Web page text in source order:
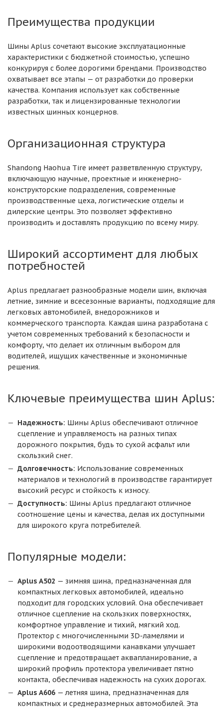
Преимущества продукции
Шины Aplus сочетают высокие эксплуатационные
характеристики с бюджетной стоимостью, успешно
конкурируя с более дорогими брендами. Производство
охватывает все этапы — от разработки до проверки
качества. Компания использует как собственные
разработки, так и лицензированные технологии
известных шинных концернов.
Организационная структура
Shandong Haohua Tire имеет разветвленную структуру,
включающую научные, проектные и инженерно-
конструкторские подразделения, современные
производственные цеха, логистические отделы и
дилерские центры. Это позволяет эффективно
производить и доставлять продукцию по всему миру.
Широкий ассортимент для любых
потребностей
Aplus предлагает разнообразные модели шин, включая
летние, зимние и всесезонные варианты, подходящие для
легковых автомобилей, внедорожников и
коммерческого транспорта. Каждая шина разработана с
учетом современных требований к безопасности и
комфорту, что делает их отличным выбором для
водителей, ищущих качественные и экономичные
решения.
Ключевые преимущества шин Aplus:
Надежность: Шины Aplus обеспечивают отличное
сцепление и управляемость на разных типах
дорожного покрытия, будь то сухой асфальт или
скользкий снег.
Долговечность: Использование современных
материалов и технологий в производстве гарантирует
высокий ресурс и стойкость к износу.
Доступность: Шины Aplus предлагают отличное
соотношение цены и качества, делая их доступными
для широкого круга потребителей.
Популярные модели:
Aplus A502 — зимняя шина, предназначенная для
компактных легковых автомобилей, идеально
подходит для городских условий. Она обеспечивает
отличное сцепление на скользких поверхностях,
комфортное управление и тихий, мягкий ход.
Протектор с многочисленными 3D-ламелями и
широкими водоотводящими канавками улучшает
сцепление и предотвращает аквапланирование, а
широкий профиль протектора увеличивает пятно
контакта, обеспечивая надежность на сухих дорогах.
Aplus A606 — летняя шина, предназначенная для
компактных и среднеразмерных автомобилей. Эта